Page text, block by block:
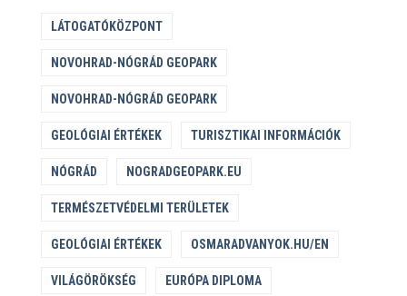
LÁTOGATÓKÖZPONT
NOVOHRAD-NÓGRÁD GEOPARK
NOVOHRAD-NÓGRÁD GEOPARK
GEOLÓGIAI ÉRTÉKEK TURISZTIKAI INFORMÁCIÓK
NÓGRÁD NOGRADGEOPARK.EU
TERMÉSZETVÉDELMI TERÜLETEK
GEOLÓGIAI ÉRTÉKEK OSMARADVANYOK.HU/EN
VILÁGÖRÖKSÉG EURÓPA DIPLOMA